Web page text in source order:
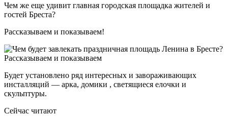
Чем же еще удивит главная городская площадка жителей и
гостей Бреста?
Рассказываем и показываем!
Будет установлено ряд интересных и завораживающих
инсталляций — арка, домики , светящиеся елочки и
скульптуры.
Сейчас читают